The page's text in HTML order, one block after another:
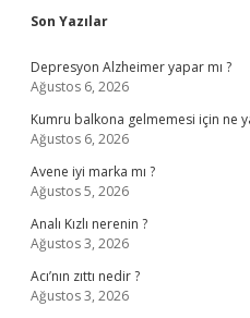
Sidebar
Son Yazılar
Depresyon Alzheimer yapar mı ?
Ağustos 6, 2026
Kumru balkona gelmemesi için ne
Ağustos 6, 2026
Avene iyi marka mı ?
Ağustos 5, 2026
Analı Kızlı nerenin ?
Ağustos 3, 2026
Acı’nın zıttı nedir ?
Ağustos 3, 2026